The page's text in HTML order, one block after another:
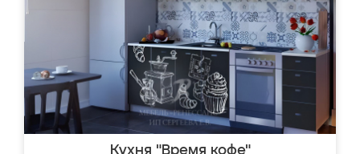
Кухня "Время кофе"